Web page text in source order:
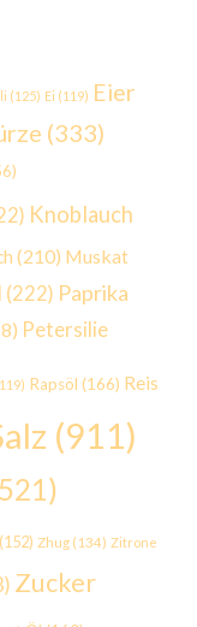
(125) Ei (119) Eier
(333)
Knoblauch
(210) Muskat
(222) Paprika
Petersilie
Rapsöl (166) Reis
(911)
(152) Zhug (134) Zitrone
Zucker